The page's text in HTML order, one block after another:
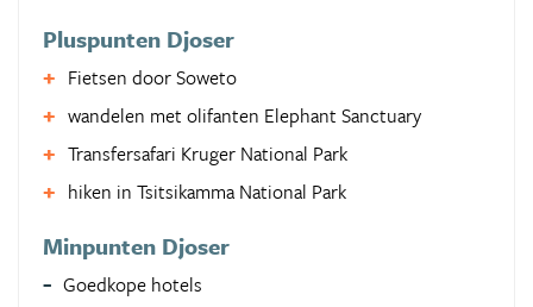
Pluspunten Djoser
Fietsen door Soweto
wandelen met olifanten Elephant Sanctuary
Transfersafari Kruger National Park
hiken in Tsitsikamma National Park
Minpunten Djoser
Goedkope hotels